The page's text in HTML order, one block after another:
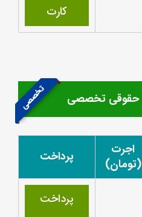
کارت
تخصصی حقوقی تخصصی
اجرت
(تومان)
پرداخت
پرداخت